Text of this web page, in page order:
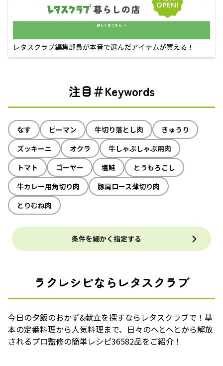
レタスクラブ編集部員が本音で選んだアイテムが買える！
注目＃Keywords
なす ピーマン 牛切り落とし肉
きゅうり
ズッキーニ
オクラ
牛しゃぶしゃぶ用肉
トマト
ゴーヤー 塩鮭
とうもろこし
牛カレー用角切り肉
豚肩ロース薄切り肉
とりむね肉
条件を細かく指定する
ラクレシピならレタスクラブ
今日の夕飯のおかず&献立を探すならレタスクラブで！基
本の定番料理から人気料理まで、日々のへとへとから解放
されるプロ監修の簡単レシピ36582品をご紹介！